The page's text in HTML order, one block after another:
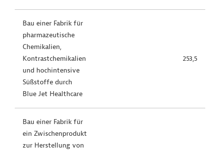
Bau einer Fabrik für
pharmazeutische
Chemikalien,
Kontrastchemikalien
und hochintensive
Süßstoffe durch
Blue Jet Healthcare
253,5
Bau einer Fabrik für
ein Zwischenprodukt
zur Herstellung von